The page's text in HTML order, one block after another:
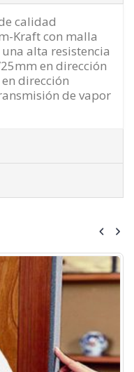
calidad
Kraft con malla
alta resistencia
en dirección
dirección
de vapor